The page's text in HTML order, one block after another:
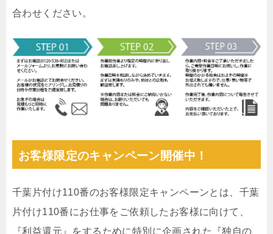
合わせください。
お客様限定のキャンペーン開催中！
千葉片付け110番のお客様限定キャンペーンとは、千葉
片付け110番にお仕事をご依頼したお客様に向けて、
『利益還元』をするために特別に企画された『独自の